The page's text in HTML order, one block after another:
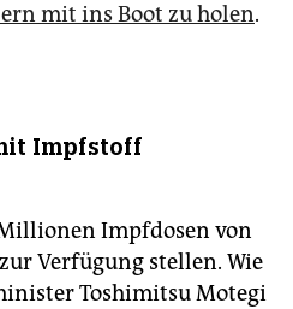
mit ins Boot zu holen.
Impfstoff
Impfdosen von
Verfügung stellen. Wie
Toshimitsu Motegi